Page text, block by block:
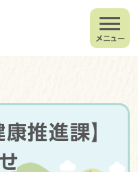
メニュー
推進課】